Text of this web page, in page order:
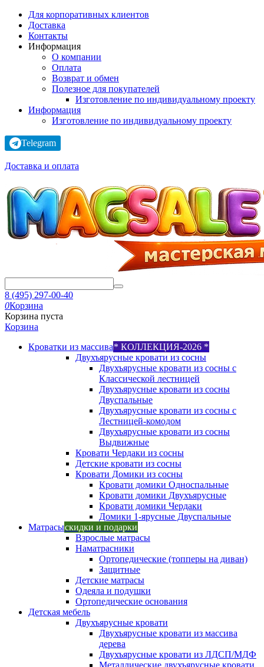
Для корпоративных клиентов
Доставка
Контакты
Информация
О компании
Оплата
Возврат и обмен
Полезное для покупателей
Изготовление по индивидуальному проекту
Информация
Изготовление по индивидуальному проекту
Telegram
Доставка и оплата
8 (495) 297-00-40
0Корзина
Корзина пуста
Корзина
Кроватки из массива* КОЛЛЕКЦИЯ-2026 *
Двухъярусные кровати из сосны
Двухъярусные кровати из сосны с
Классической лестницей
Двухъярусные кровати из сосны
Двуспальные
Двухъярусные кровати из сосны с
Лестницей-комодом
Двухъярусные кровати из сосны
Выдвижные
Кровати Чердаки из сосны
Детские кровати из сосны
Кровати Домики из сосны
Кровати домики Односпальные
Кровати домики Двухъярусные
Кровати домики Чердаки
Домики 1-ярусные Двуспальные
Матрасыскидки и подарки
Взрослые матрасы
Наматрасники
Ортопедические (топперы на диван)
Защитные
Детские матрасы
Одеяла и подушки
Ортопедические основания
Детская мебель
Двухъярусные кровати
Двухъярусные кровати из массива
дерева
Двухъярусные кровати из ЛДСП/МДФ
Металлические двухъярусные кровати